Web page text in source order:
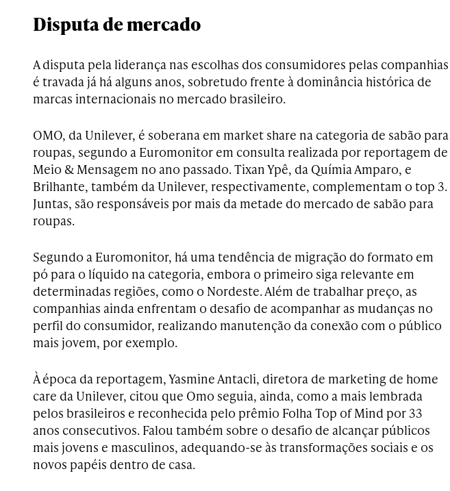
Disputa de mercado
A disputa pela liderança nas escolhas dos consumidores pelas companhias
é travada já há alguns anos, sobretudo frente à dominância histórica de
marcas internacionais no mercado brasileiro.
OMO, da Unilever, é soberana em market share na categoria de sabão para
roupas, segundo a Euromonitor em consulta realizada por reportagem de
Meio & Mensagem no ano passado. Tixan Ypê, da Químia Amparo, e
Brilhante, também da Unilever, respectivamente, complementam o top 3.
Juntas, são responsáveis por mais da metade do mercado de sabão para
roupas.
Segundo a Euromonitor, há uma tendência de migração do formato em
pó para o líquido na categoria, embora o primeiro siga relevante em
determinadas regiões, como o Nordeste. Além de trabalhar preço, as
companhias ainda enfrentam o desafio de acompanhar as mudanças no
perfil do consumidor, realizando manutenção da conexão com o público
mais jovem, por exemplo.
À época da reportagem, Yasmine Antacli, diretora de marketing de home
care da Unilever, citou que Omo seguia, ainda, como a mais lembrada
pelos brasileiros e reconhecida pelo prêmio Folha Top of Mind por 33
anos consecutivos. Falou também sobre o desafio de alcançar públicos
mais jovens e masculinos, adequando-se às transformações sociais e os
novos papéis dentro de casa.